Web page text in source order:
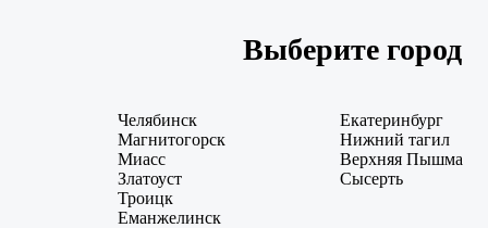
Выберите город
Челябинск
Магнитогорск
Миасс
Златоуст
Троицк
Еманжелинск
Екатеринбург
Нижний тагил
Верхняя Пышма
Сысерть